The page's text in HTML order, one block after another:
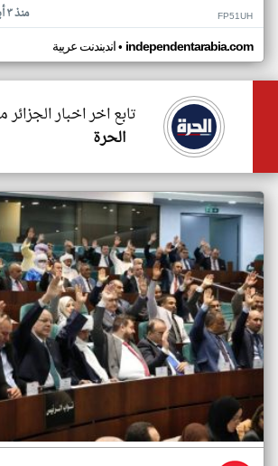
منذ ٣ أيام FP51UH
اندبندنت عربية• independentarabia.com
تابع اخر اخبار الجزائر
الحرة